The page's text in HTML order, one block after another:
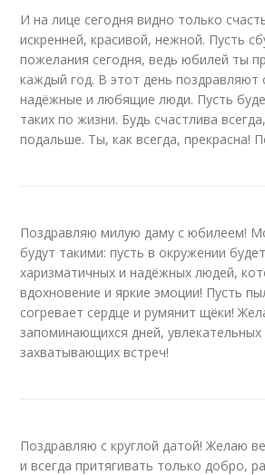
И на лице сегодня видно только
искренней, красивой, нежной. Пусть
пожелания сегодня, ведь юбилей ты
каждый год. В этот день поздравляют
надёжные и любящие люди. Пусть
таких по жизни. Будь счастлива
подальше. Ты, как всегда, прекрасна!
Поздравляю милую даму с юбилеем!
будут такими: пусть в окружении
харизматичных и надёжных людей,
вдохновение и яркие эмоции! Пусть
согревает сердце и румянит щёки!
запоминающихся дней, увлекательных
захватывающих встреч!
Поздравляю с круглой датой! Желаю
и всегда притягивать только добро,